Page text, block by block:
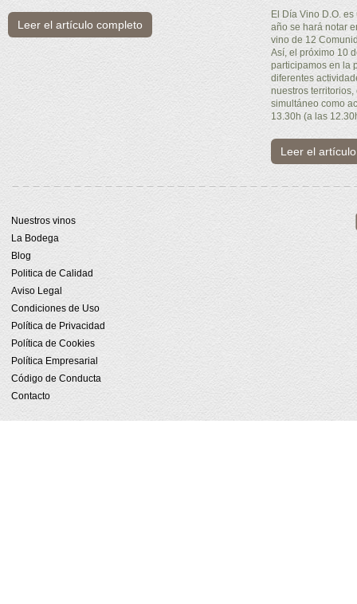
Leer el artículo completo
El Día Vino D.O.
año se hará notar
vino de 12
Así, el próximo 10
participamos en la
diferentes
nuestros
simultáneo como
13.30h (a las
Leer el
Nuestros vinos
La Bodega
Blog
Politica de Calidad
Aviso Legal
Condiciones de Uso
Política de Privacidad
Política de Cookies
Política Empresarial
Código de Conducta
Contacto